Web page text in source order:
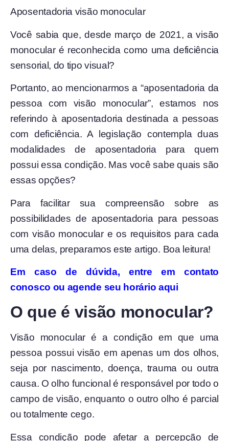
Aposentadoria visão monocular
Você sabia que, desde março de 2021, a visão
monocular é reconhecida como uma deficiência
sensorial, do tipo visual?
Portanto, ao mencionarmos a “aposentadoria da
pessoa com visão monocular”, estamos nos
referindo à aposentadoria destinada a pessoas
com deficiência. A legislação contempla duas
modalidades de aposentadoria para quem
possui essa condição. Mas você sabe quais são
essas opções?
Para facilitar sua compreensão sobre as
possibilidades de aposentadoria para pessoas
com visão monocular e os requisitos para cada
uma delas, preparamos este artigo. Boa leitura!
Em caso de dúvida, entre em contato
conosco ou agende seu horário aqui
O que é visão monocular?
Visão monocular é a condição em que uma
pessoa possui visão em apenas um dos olhos,
seja por nascimento, doença, trauma ou outra
causa. O olho funcional é responsável por todo o
campo de visão, enquanto o outro olho é parcial
ou totalmente cego.
Essa condição pode afetar a percepção de